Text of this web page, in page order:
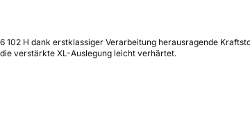
H dank erstklassiger Verarbeitung herausragende
verstärkte XL-Auslegung leicht verhärtet.